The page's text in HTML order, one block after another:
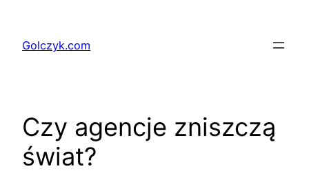
treściGolczyk.com
Czy agencje zniszczą
świat?